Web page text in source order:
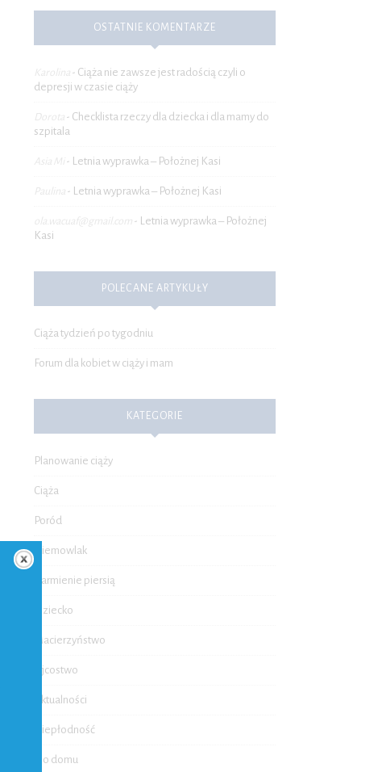
OSTATNIE KOMENTARZE
Karolina - Ciąża nie zawsze jest radością czyli o
depresji w czasie ciąży
Dorota - Checklista rzeczy dla dziecka i dla mamy do
szpitala
Asia Mi - Letnia wyprawka – Położnej Kasi
Paulina - Letnia wyprawka – Położnej Kasi
ola.wacuaf@gmail.com - Letnia wyprawka – Położnej
Kasi
POLECANE ARTYKUŁY
Ciąża tydzień po tygodniu
Forum dla kobiet w ciąży i mam
KATEGORIE
Planowanie ciąży
Ciąża
Poród
Niemowlak
Karmienie piersią
Dziecko
Macierzyństwo
Ojcostwo
Aktualności
Niepłodność
Do domu